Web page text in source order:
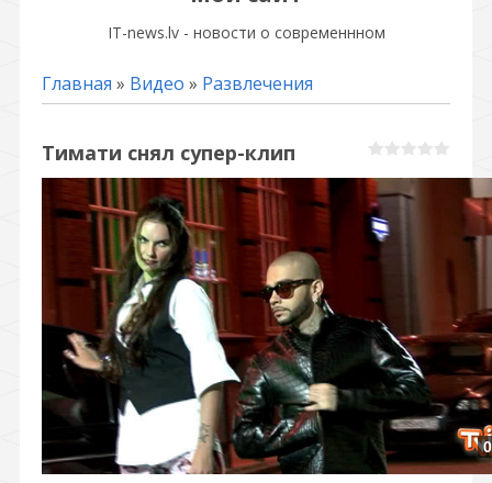
IT-news.lv - новости о современнном
Главная » Видео » Развлечения
Тимати снял супер-клип